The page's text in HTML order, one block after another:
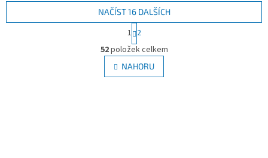
O
v
l
á
NAČÍST 16 DALŠÍCH
S
t
r
á
n
k
1 2
52položek celkem
NAHORU